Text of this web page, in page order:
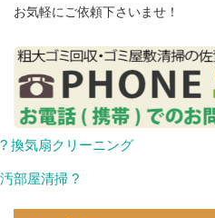
お気軽にご依頼下さいませ！
? 換気扇クリーニング
汚部屋清掃 ?